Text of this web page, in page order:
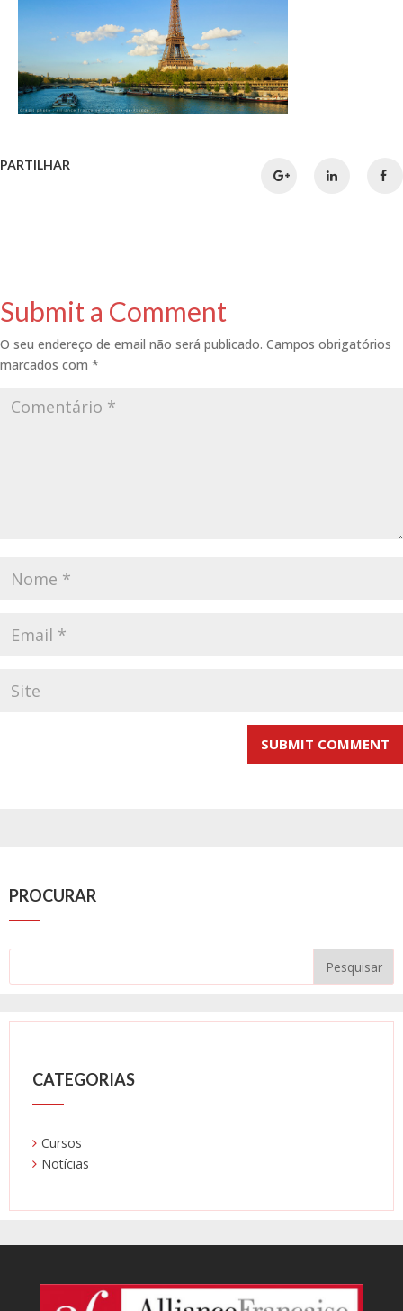
PARTILHAR
Submit a Comment
O seu endereço de email não será publicado. Campos obrigatórios
marcados com *
PROCURAR
CATEGORIAS
Cursos
Notícias